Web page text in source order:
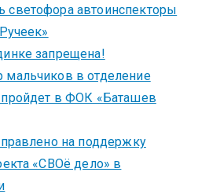
автоинспекторы
запрещена!
в отделение
в ФОК «Баташев
на поддержку
«СВОё дело» в